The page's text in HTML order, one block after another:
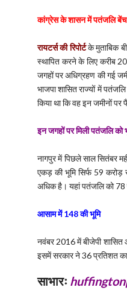
कांग्रेस के शासन में पतंजलि बेंच
रायटर्स की रिपोर्टके मुताबिक
स्थापित करने के लिए करीब
जगहों पर अधिग्रहण की गई
भाजपा शासित राज्यों में
किया था कि वह इन जमीनों पर
इन जगहों पर मिली पतंजलि को
नागपुर में पिछले साल सितंबर
एकड़ की भूमि सिर्फ 59
अधिक है। यहां पतंजलि को 78
आसाम में 148 की भूमि
नवंबर 2016 में बीजेपी शासित
इसमें सरकार ने 36 प्रतिशत का
साभारः